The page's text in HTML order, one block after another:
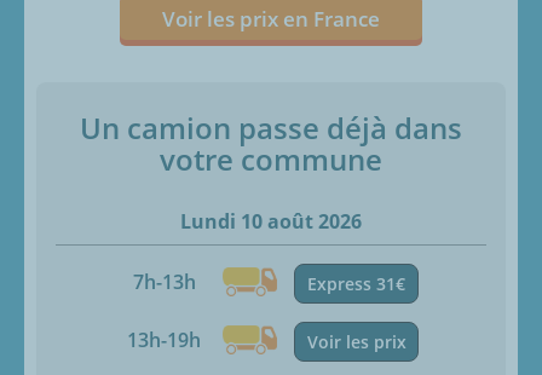
Voir les prix en France
Un camion passe déjà dans
votre commune
Lundi 10 août 2026
7h-13h Express 31€
13h-19h Voir les prix